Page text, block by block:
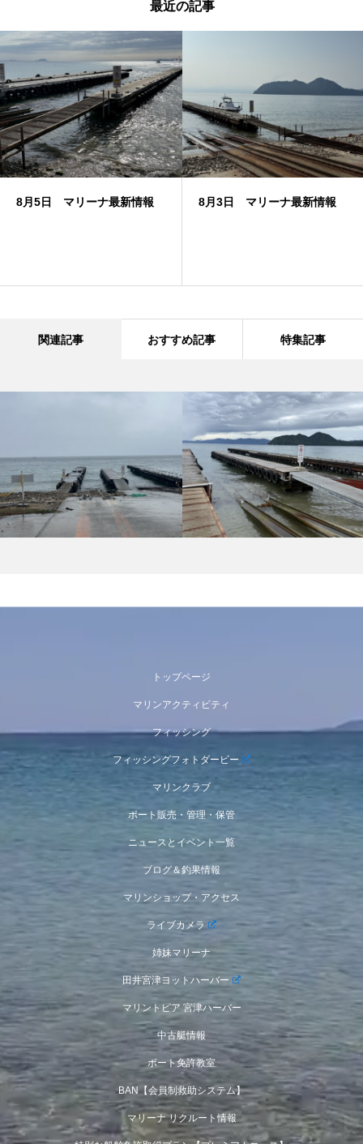
最近の記事
8月5日 マリーナ最新情報 8月3日 マリーナ最新情報
関連記事 おすすめ記事 特集記事
トップページ
マリンアクティビティ
フィッシング
フィッシングフォトダービー
マリンクラブ
ボート販売・管理・保管
ニュースとイベント一覧
ブログ＆釣果情報
マリンショップ・アクセス
ライブカメラ
姉妹マリーナ
田井宮津ヨットハーバー
マリントピア 宮津ハーバー
中古艇情報
ボート免許教室
BAN【会員制救助システム】
マリーナ リクルート情報